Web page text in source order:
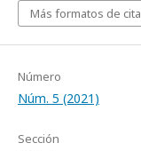
Más formatos de cita
Número
Núm. 5 (2021)
Sección